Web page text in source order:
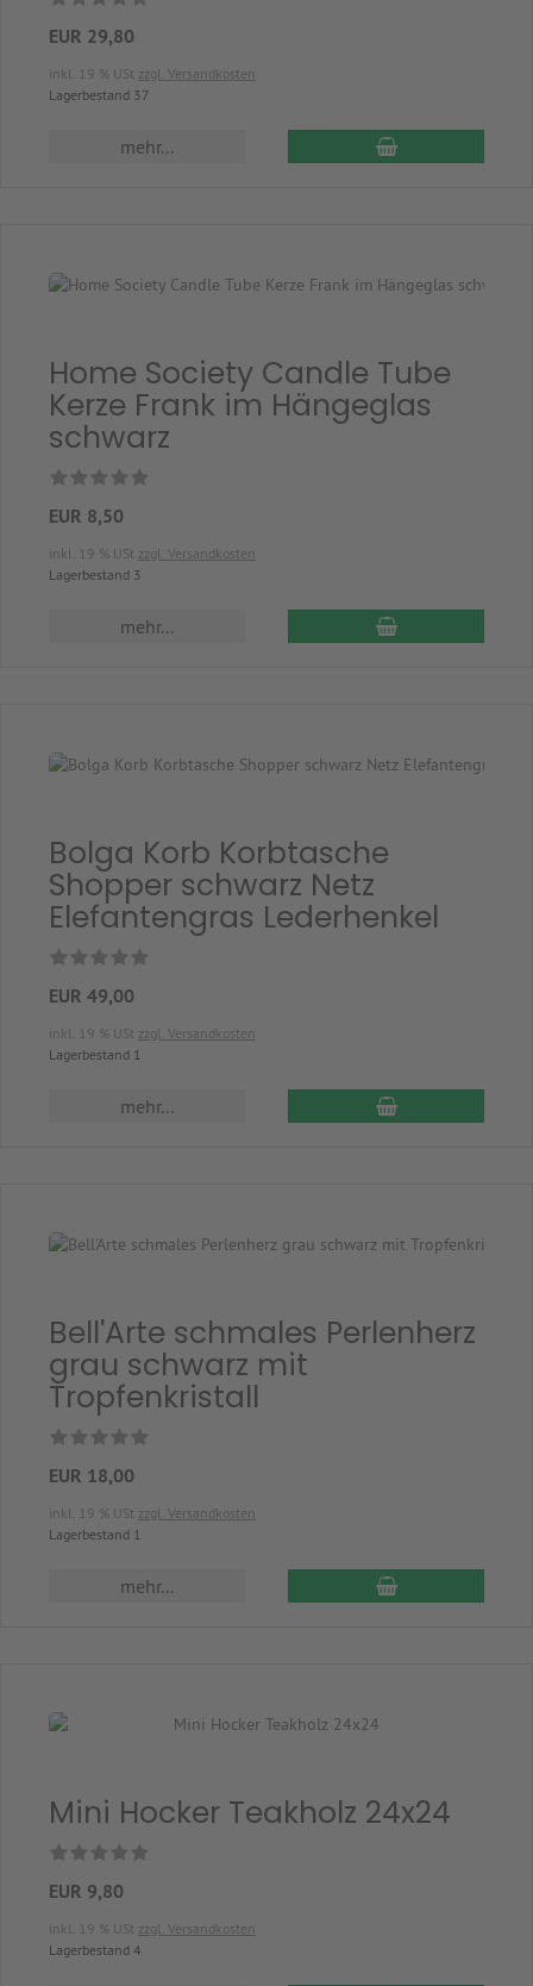
EUR 29,80
inkl. 19 % USt zzgl. Versandkosten
Lagerbestand 37
mehr... In den
Home Society Candle Tube
Kerze Frank im Hängeglas
schwarz
EUR 8,50
inkl. 19 % USt zzgl. Versandkosten
Lagerbestand 3
mehr... In den
Bolga Korb Korbtasche
Shopper schwarz Netz
Elefantengras Lederhenkel
EUR 49,00
inkl. 19 % USt zzgl. Versandkosten
Lagerbestand 1
mehr... In den
Bell'Arte schmales Perlenherz
grau schwarz mit
Tropfenkristall
EUR 18,00
inkl. 19 % USt zzgl. Versandkosten
Lagerbestand 1
mehr... In den
Mini Hocker Teakholz 24x24
EUR 9,80
inkl. 19 % USt zzgl. Versandkosten
Lagerbestand 4